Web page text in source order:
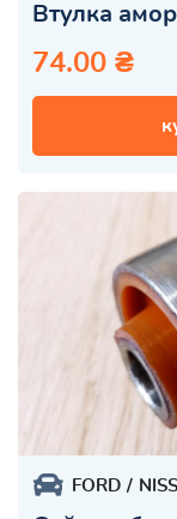
Втулка
74.00 ₴
FORD